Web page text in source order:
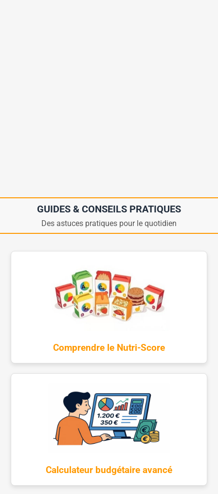
GUIDES & CONSEILS PRATIQUES
Des astuces pratiques pour le quotidien
Comprendre le Nutri-Score
Calculateur budgétaire avancé